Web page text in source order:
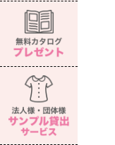
エンジョイ ベスト
ESV1030
¥12,155